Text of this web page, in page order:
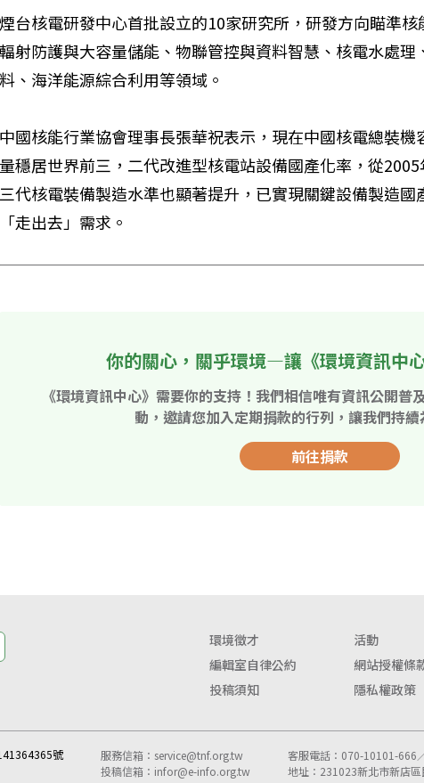
煙台核電研發中心首批設立的10家研究所，研發方向瞄準核
輻射防護與大容量儲能、物聯管控與資料智慧、核電水處
料、海洋能源綜合利用等領域。
中國核能行業協會理事長張華祝表示，現在中國核電總裝
量穩居世界前三，二代改進型核電站設備國產化率，從
三代核電裝備製造水準也顯著提升，已實現關鍵設備製造
「走出去」需求。
你的關心，關乎環境—讓《環境資訊中
《環境資訊中心》需要你的支持！我們相信唯有資訊公開普
動，邀請您加入定期捐款的行列，讓我們持續
前往捐款
環境徵才 活動
編輯室自律公約
網站授權條
投稿須知
隱私權政策
號 服務信箱： service@tnf.org.tw
投稿信箱： infor@e-info.org.tw
客服電話：070-10101-666
地址：231023新北市新店區